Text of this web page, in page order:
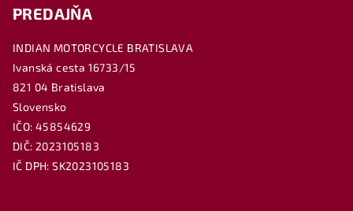
PREDAJŇA
INDIAN MOTORCYCLE BRATISLAVA
Ivanská cesta 16733/15
821 04 Bratislava
Slovensko
IČO: 45854629
DIČ: 2023105183
IČ DPH: SK2023105183